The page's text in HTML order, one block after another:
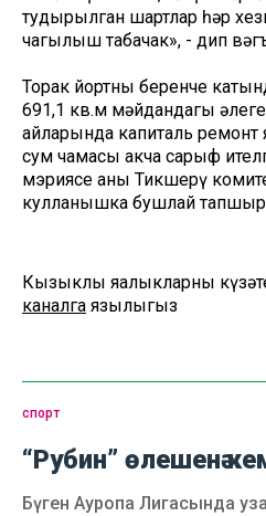
тудырылган шартлар һәр
чагылыш табачак», - дип
Торак йортның беренче
691,1 кв.м мәйдандагы
айларында капиталь ремонт
сум чамасы акча сарыф
мэриясе аны Тикшерү
кулланышка бушлай
Кызыклы яңалыкларны
каналга язылыгыз
спорт
“Рубин” өлешенә
Бүген Ауропа Лигасында